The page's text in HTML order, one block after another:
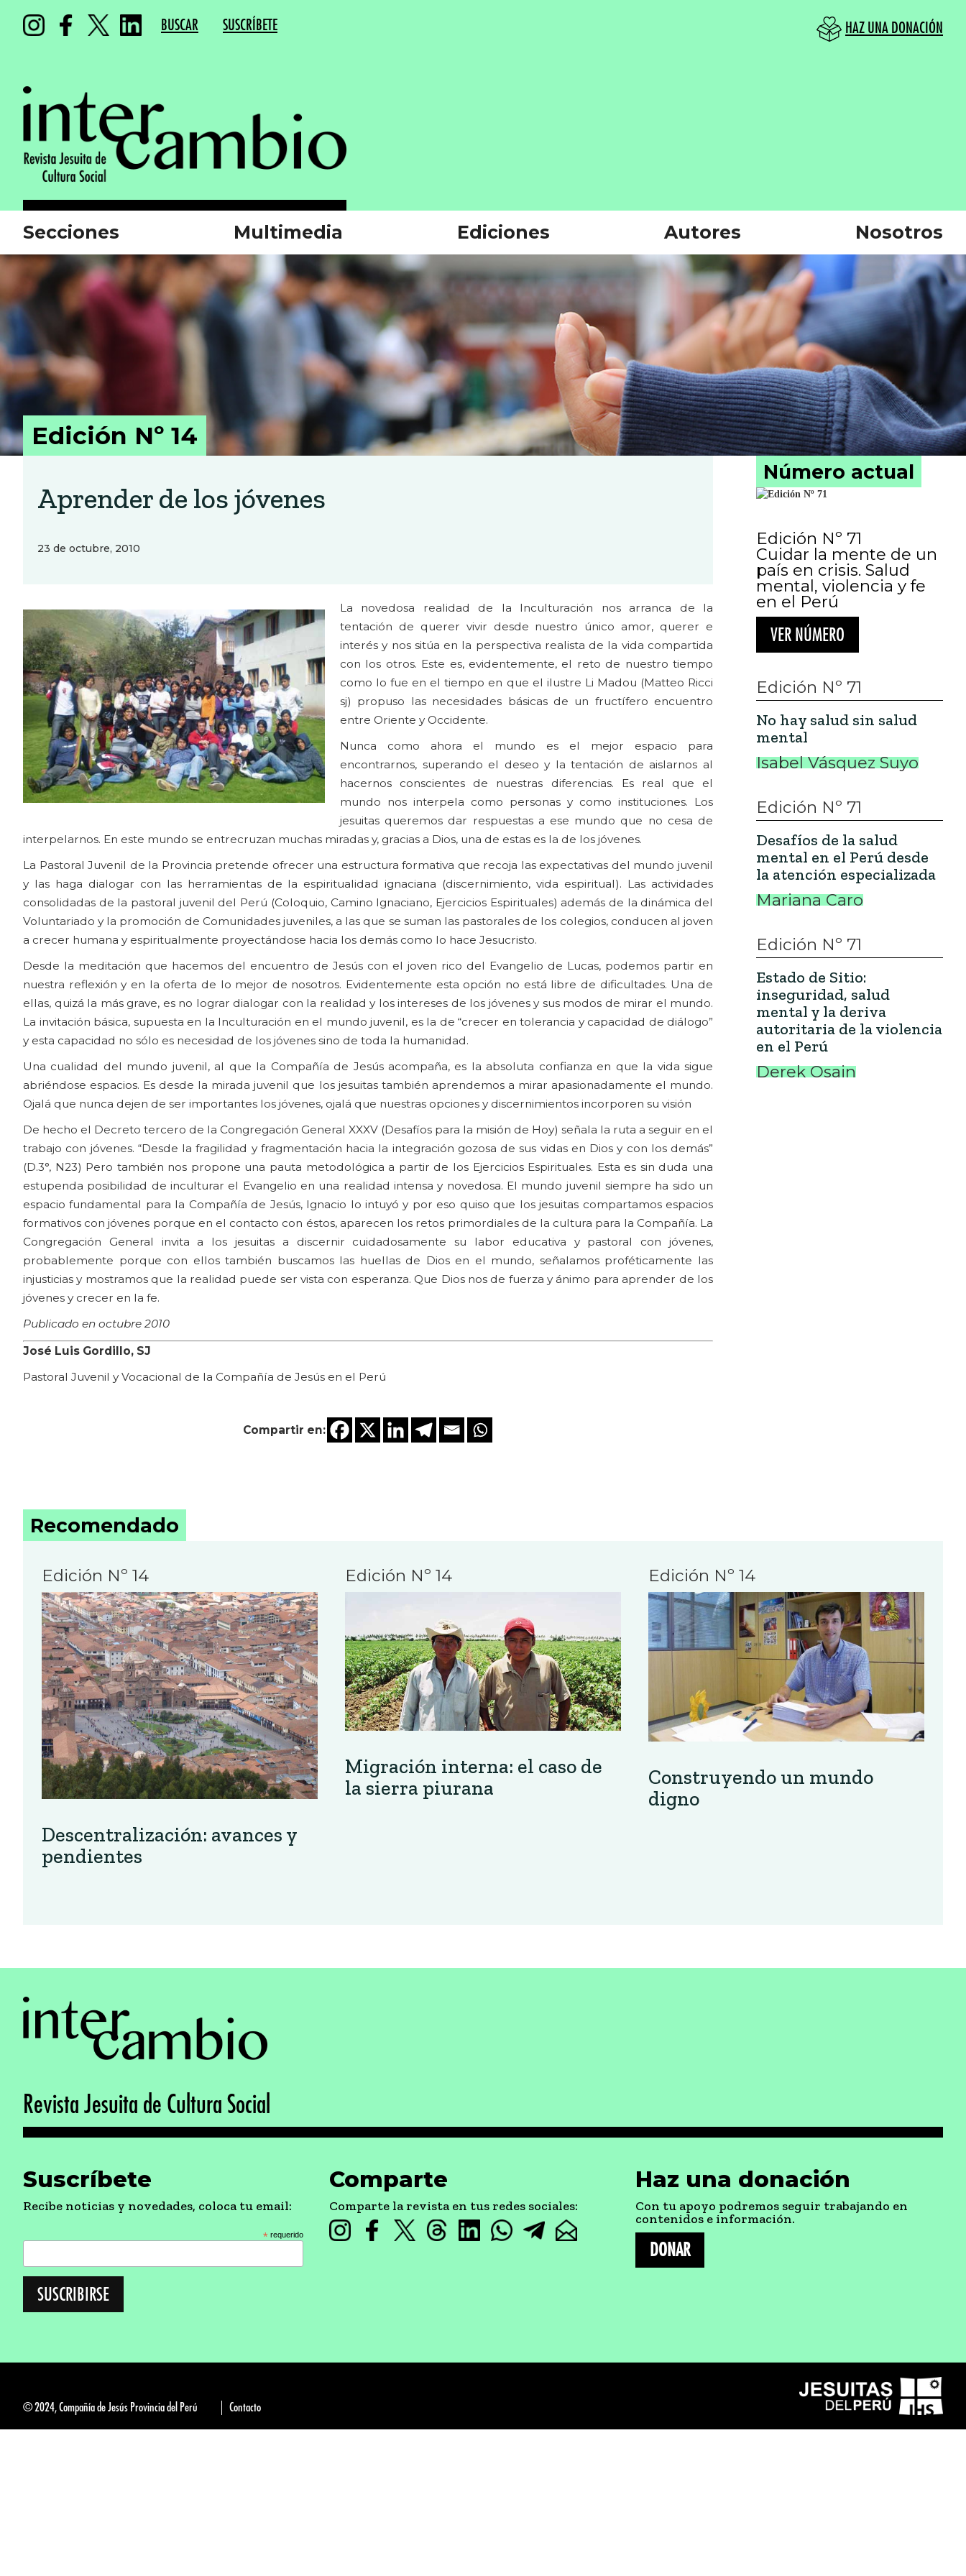
BUSCAR SUSCRÍBETE HAZ UNA DONACIÓN
Secciones Multimedia Ediciones Autores Nosotros
Edición Nº 14
Aprender de los jóvenes
23 de octubre, 2010
La novedosa realidad de la Inculturación nos arranca de la
tentación de querer vivir desde nuestro único amor, querer e
interés y nos sitúa en la perspectiva realista de la vida compartida
con los otros. Este es, evidentemente, el reto de nuestro tiempo
como lo fue en el tiempo en que el ilustre Li Madou (Matteo Ricci
sj) propuso las necesidades básicas de un fructífero encuentro
entre Oriente y Occidente.
Nunca como ahora el mundo es el mejor espacio para
encontrarnos, superando el deseo y la tentación de aislarnos al
hacernos conscientes de nuestras diferencias. Es real que el
mundo nos interpela como personas y como instituciones. Los
jesuitas queremos dar respuestas a ese mundo que no cesa de
interpelarnos. En este mundo se entrecruzan muchas miradas y, gracias a Dios, una de estas es la de los jóvenes.
La Pastoral Juvenil de la Provincia pretende ofrecer una estructura formativa que recoja las expectativas del mundo juvenil
y las haga dialogar con las herramientas de la espiritualidad ignaciana (discernimiento, vida espiritual). Las actividades
consolidadas de la pastoral juvenil del Perú (Coloquio, Camino Ignaciano, Ejercicios Espirituales) además de la dinámica del
Voluntariado y la promoción de Comunidades juveniles, a las que se suman las pastorales de los colegios, conducen al joven
a crecer humana y espiritualmente proyectándose hacia los demás como lo hace Jesucristo.
Desde la meditación que hacemos del encuentro de Jesús con el joven rico del Evangelio de Lucas, podemos partir en
nuestra reflexión y en la oferta de lo mejor de nosotros. Evidentemente esta opción no está libre de dificultades. Una de
ellas, quizá la más grave, es no lograr dialogar con la realidad y los intereses de los jóvenes y sus modos de mirar el mundo.
La invitación básica, supuesta en la Inculturación en el mundo juvenil, es la de “crecer en tolerancia y capacidad de diálogo”
y esta capacidad no sólo es necesidad de los jóvenes sino de toda la humanidad.
Una cualidad del mundo juvenil, al que la Compañía de Jesús acompaña, es la absoluta confianza en que la vida sigue
abriéndose espacios. Es desde la mirada juvenil que los jesuitas también aprendemos a mirar apasionadamente el mundo.
Ojalá que nunca dejen de ser importantes los jóvenes, ojalá que nuestras opciones y discernimientos incorporen su visión
De hecho el Decreto tercero de la Congregación General XXXV (Desafíos para la misión de Hoy) señala la ruta a seguir en el
trabajo con jóvenes. “Desde la fragilidad y fragmentación hacia la integración gozosa de sus vidas en Dios y con los demás”
(D.3°, N23) Pero también nos propone una pauta metodológica a partir de los Ejercicios Espirituales. Esta es sin duda una
estupenda posibilidad de inculturar el Evangelio en una realidad intensa y novedosa. El mundo juvenil siempre ha sido un
espacio fundamental para la Compañía de Jesús, Ignacio lo intuyó y por eso quiso que los jesuitas compartamos espacios
formativos con jóvenes porque en el contacto con éstos, aparecen los retos primordiales de la cultura para la Compañía. La
Congregación General invita a los jesuitas a discernir cuidadosamente su labor educativa y pastoral con jóvenes,
probablemente porque con ellos también buscamos las huellas de Dios en el mundo, señalamos proféticamente las
injusticias y mostramos que la realidad puede ser vista con esperanza. Que Dios nos de fuerza y ánimo para aprender de los
jóvenes y crecer en la fe.
Publicado en octubre 2010
José Luis Gordillo, SJ
Pastoral Juvenil y Vocacional de la Compañía de Jesús en el Perú
Compartir en:
Número actual
Edición Nº 71
Cuidar la mente de un
país en crisis. Salud
mental, violencia y fe
en el Perú
VER NÚMERO
Edición Nº 71
No hay salud sin salud
mental
Isabel Vásquez Suyo
Edición Nº 71
Desafíos de la salud
mental en el Perú desde
la atención especializada
Mariana Caro
Edición Nº 71
Estado de Sitio:
inseguridad, salud
mental y la deriva
autoritaria de la violencia
en el Perú
Derek Osain
Recomendado
Edición Nº 14
Descentralización: avances y
pendientes
Edición Nº 14
Migración interna: el caso de
la sierra piurana
Edición Nº 14
Construyendo un mundo
digno
Revista Jesuita de Cultura Social
Suscríbete
Recibe noticias y novedades, coloca tu email:
* requerido
Comparte
Comparte la revista en tus redes sociales:
Haz una donación
Con tu apoyo podremos seguir trabajando en
contenidos e información.
DONAR
© 2024, Compañía de Jesús Provincia del Perú Contacto